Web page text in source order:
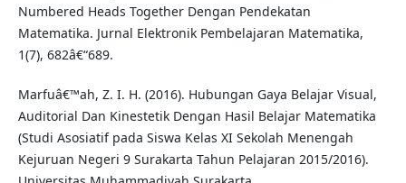
Numbered Heads Together Dengan Pendekatan
Matematika. Jurnal Elektronik Pembelajaran Matematika,
1(7), 682â€“689.
Marfuâ€™ah, Z. I. H. (2016). Hubungan Gaya Belajar Visual,
Auditorial Dan Kinestetik Dengan Hasil Belajar Matematika
(Studi Asosiatif pada Siswa Kelas XI Sekolah Menengah
Kejuruan Negeri 9 Surakarta Tahun Pelajaran 2015/2016).